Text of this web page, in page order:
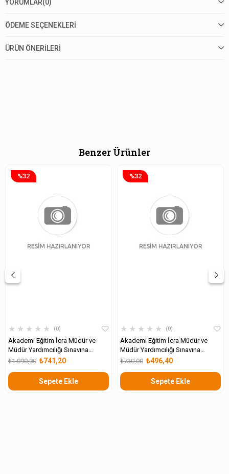
YORUMLAR(0)
ÖDEME SEÇENEKLERI
ÜRÜN ÖNERILERI
Benzer Ürünler
★ ★ ★ ★ ★ 0
Akademi Eğitim İcra Müdür ve
Müdür Yardımcılığı Sınavına
Hazırlık
₺741,20
₺1.090,00
Sepete Ekle
%32
★ ★ ★ ★ ★ 0
Akademi Eğitim İcra Müdür ve
Müdür Yardımcılığı Sınavına
Hazırlık Alan Bilgisi
₺496,40
₺730,00
Sepete Ekle
%32